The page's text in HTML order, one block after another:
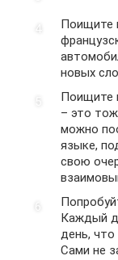
Поищите
новых
Поищите
– это
можно
языке,
свою
Каждый
день, что
Сами не